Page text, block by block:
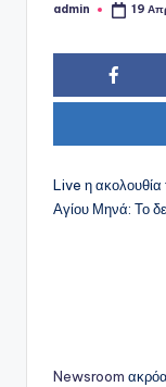
Συγγραφέας:
admin 19
Live η ακολουθία
Αγίου Μηνά: Το
Newsroom